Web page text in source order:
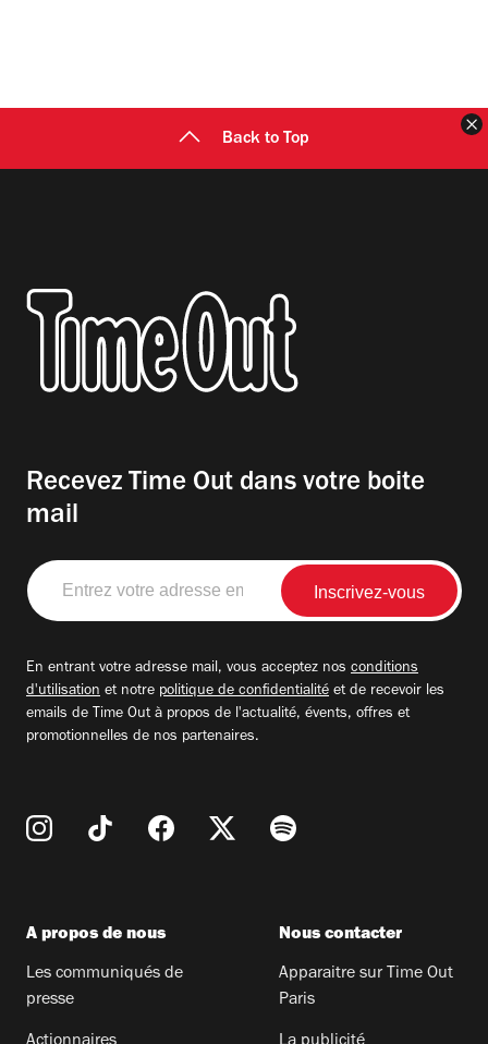
Back to Top
Recevez Time Out dans votre boite
mail
Entrez
votre
adresse
En entrant votre adresse mail, vous acceptez nos conditions
d'utilisation et notre politique de confidentialité et de recevoir les
emails de Time Out à propos de l'actualité, évents, offres et
promotionnelles de nos partenaires.
A propos de nous
Les communiqués de
presse
Nous contacter
Apparaitre sur Time Out
Paris